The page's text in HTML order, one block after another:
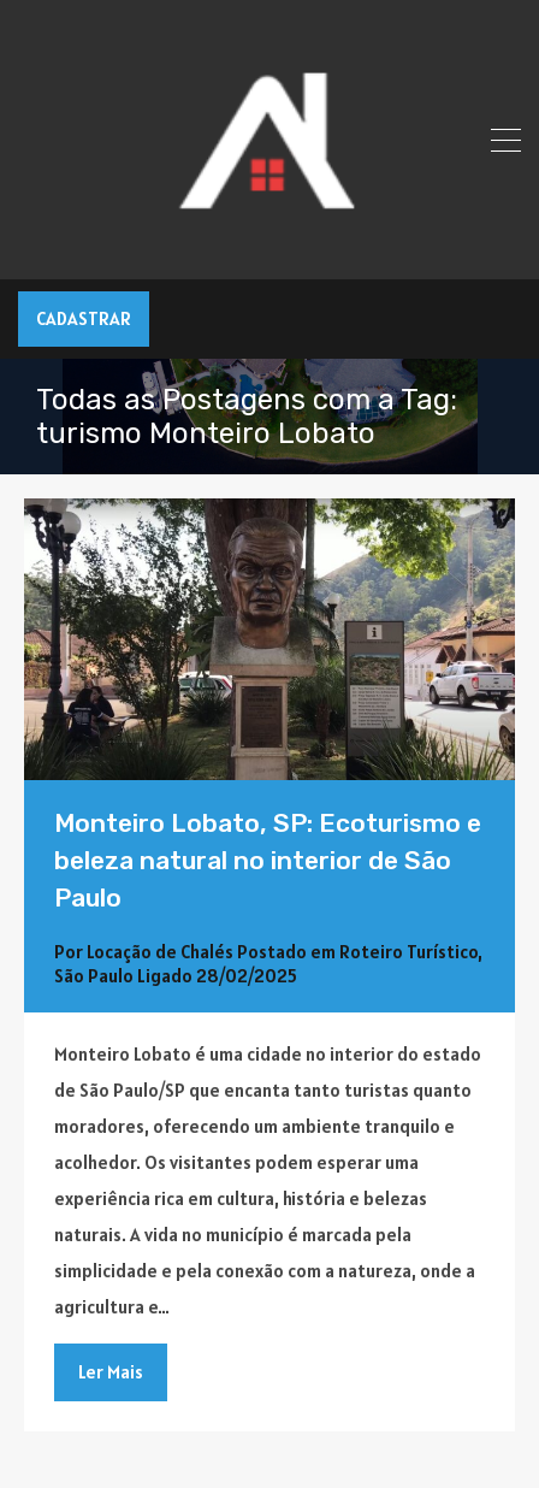
CADASTRAR
Todas as Postagens com a Tag:
turismo Monteiro Lobato
Monteiro Lobato, SP: Ecoturismo e
beleza natural no interior de São
Paulo
Por Locação de Chalés Postado em Roteiro Turístico,
São Paulo Ligado 28/02/2025
Monteiro Lobato é uma cidade no interior do estado
de São Paulo/SP que encanta tanto turistas quanto
moradores, oferecendo um ambiente tranquilo e
acolhedor. Os visitantes podem esperar uma
experiência rica em cultura, história e belezas
naturais. A vida no município é marcada pela
simplicidade e pela conexão com a natureza, onde a
agricultura e…
Ler Mais